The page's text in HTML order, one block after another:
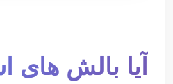
آیا بالش های